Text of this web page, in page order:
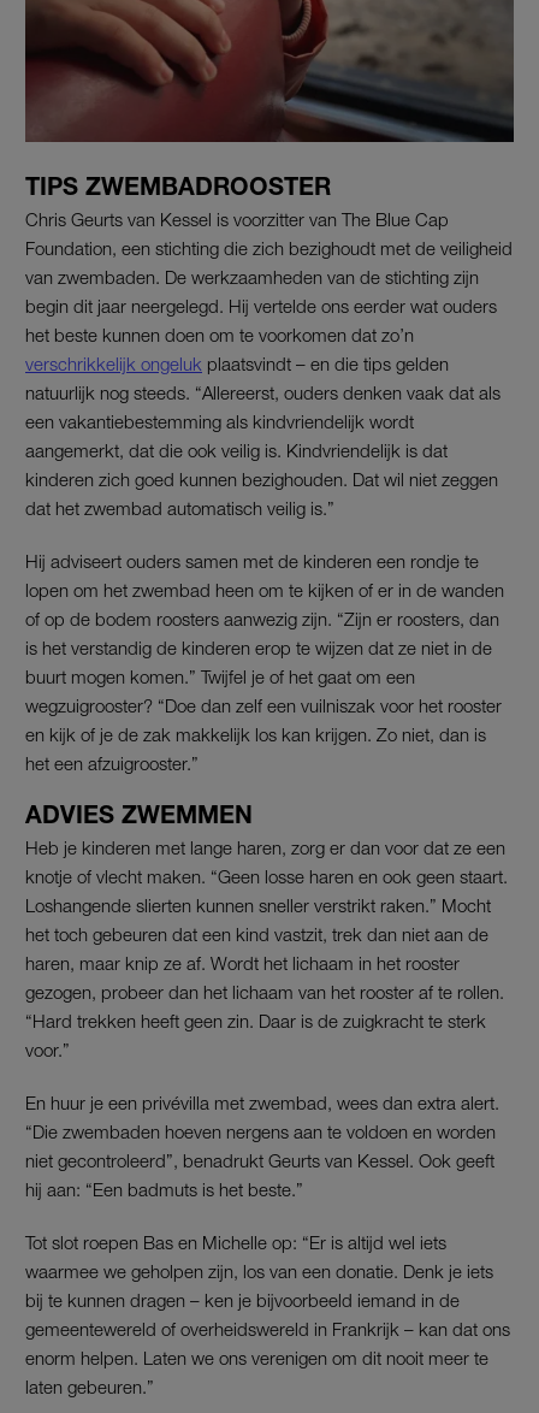
TIPS ZWEMBADROOSTER
Chris Geurts van Kessel is voorzitter van The Blue Cap
Foundation, een stichting die zich bezighoudt met de veiligheid
van zwembaden. De werkzaamheden van de stichting zijn
begin dit jaar neergelegd. Hij vertelde ons eerder wat ouders
het beste kunnen doen om te voorkomen dat zo’n
verschrikkelijk ongeluk plaatsvindt – en die tips gelden
natuurlijk nog steeds. “Allereerst, ouders denken vaak dat als
een vakantiebestemming als kindvriendelijk wordt
aangemerkt, dat die ook veilig is. Kindvriendelijk is dat
kinderen zich goed kunnen bezighouden. Dat wil niet zeggen
dat het zwembad automatisch veilig is.”
Hij adviseert ouders samen met de kinderen een rondje te
lopen om het zwembad heen om te kijken of er in de wanden
of op de bodem roosters aanwezig zijn. “Zijn er roosters, dan
is het verstandig de kinderen erop te wijzen dat ze niet in de
buurt mogen komen.” Twijfel je of het gaat om een
wegzuigrooster? “Doe dan zelf een vuilniszak voor het rooster
en kijk of je de zak makkelijk los kan krijgen. Zo niet, dan is
het een afzuigrooster.”
ADVIES ZWEMMEN
Heb je kinderen met lange haren, zorg er dan voor dat ze een
knotje of vlecht maken. “Geen losse haren en ook geen staart.
Loshangende slierten kunnen sneller verstrikt raken.” Mocht
het toch gebeuren dat een kind vastzit, trek dan niet aan de
haren, maar knip ze af. Wordt het lichaam in het rooster
gezogen, probeer dan het lichaam van het rooster af te rollen.
“Hard trekken heeft geen zin. Daar is de zuigkracht te sterk
voor.”
En huur je een privévilla met zwembad, wees dan extra alert.
“Die zwembaden hoeven nergens aan te voldoen en worden
niet gecontroleerd”, benadrukt Geurts van Kessel. Ook geeft
hij aan: “Een badmuts is het beste.”
Tot slot roepen Bas en Michelle op: “Er is altijd wel iets
waarmee we geholpen zijn, los van een donatie. Denk je iets
bij te kunnen dragen – ken je bijvoorbeeld iemand in de
gemeentewereld of overheidswereld in Frankrijk – kan dat ons
enorm helpen. Laten we ons verenigen om dit nooit meer te
laten gebeuren.”